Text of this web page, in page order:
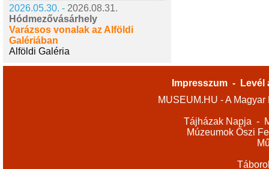
2026.05.30. - 2026.08.31.
Hódmezővásárhely
Varázsos vonalak az Alföldi
Galériában
Alföldi Galéria
Impresszum -
Levél
MUSEUM.HU - A
Tájházak Napja -
Múzeumok Őszi